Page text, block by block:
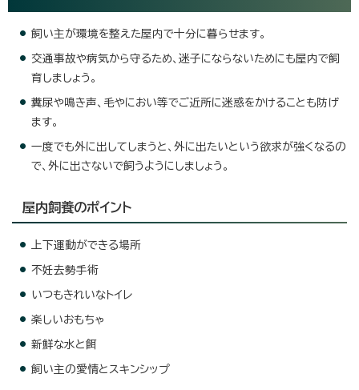
飼い主が環境を整えた屋内で十分に暮らせます。
交通事故や病気から守るため、迷子にならないためにも屋内で飼
育しましょう。
糞尿や鳴き声、毛やにおい等でご近所に迷惑をかけることも防げ
ます。
一度でも外に出してしまうと、外に出たいという欲求が強くなるの
で、外に出さないで飼うようにしましょう。
屋内飼養のポイント
上下運動ができる場所
不妊去勢手術
いつもきれいなトイレ
楽しいおもちゃ
新鮮な水と餌
飼い主の愛情とスキンシップ